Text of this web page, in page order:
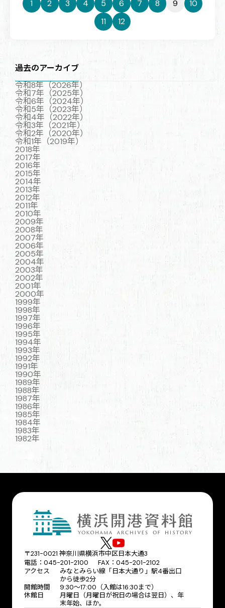
1 2 3 4 5 6 7 8 9
10
11
12
過去のアーカイブ
令和8年（2026年）
令和7年（2025年）
令和6年（2024年）
令和5年（2023年）
令和4年（2022年）
令和3年（2021年）
令和2年（2020年）
令和1年（2019年）
2018年
2017年
2016年
2015年
2014年
2013年
2012年
2011年
2010年
2009年
2008年
2007年
2006年
2005年
2004年
2003年
2002年
2001年
2000年
1999年
1998年
1997年
1996年
1995年
1994年
1993年
1992年
1991年
1990年
1989年
1988年
1987年
1986年
1985年
1984年
1983年
1982年
〒231-0021 神奈川県横浜市中区日本大通3
電話：045-201-2100 FAX：045-201-2102
アクセス
みなとみらい線「日本大通り」駅4番出口
から徒歩2分
開館時間
9:30〜17:00（入館は16:30まで）
休館日
月曜日（月曜日が祝日の場合は翌日）、年
末年始、ほか。